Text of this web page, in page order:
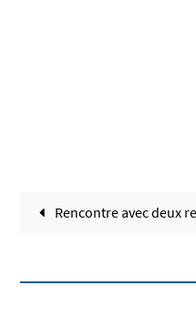
Rencontre avec deux